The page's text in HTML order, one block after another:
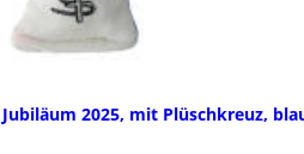
2025, mit Plüschkreuz,